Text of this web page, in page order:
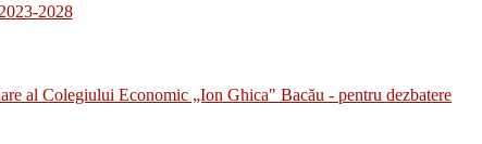
2023-2028
al Colegiului Economic „Ion Ghica" Bacău - pentru dezbatere